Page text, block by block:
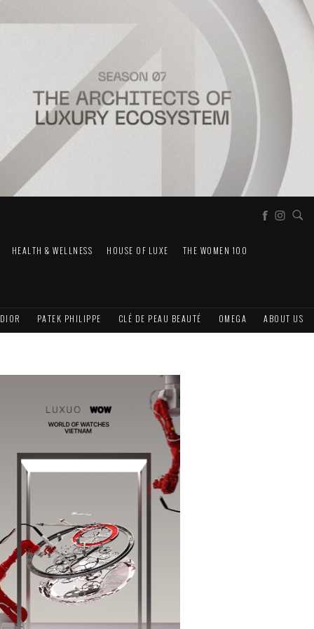
HEALTH & WELLNESS HOUSE OF LUXE THE WOMEN 100
DIOR PATEK PHILIPPE CLÉ DE PEAU BEAUTÉ OMEGA ABOUT US